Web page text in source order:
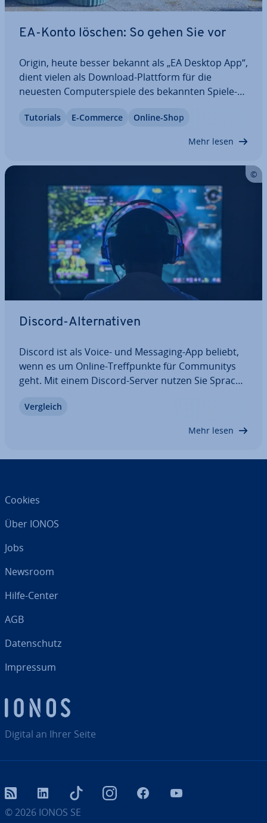
EA-Konto löschen: So gehen Sie vor
Origin, heute besser bekannt als „EA Desktop App“,
dient vielen als Download-Plattform für die
neuesten Com­pu­ter­spie­le des bekannten Spie­le­
der Spiele benötigen Nutzer einen EA-Account.
Tutorials E-Commerce Online-Shop
Mehr lesen
Discord-Al­ter­na­ti­ven
Discord ist als Voice- und Messaging-App beliebt,
wenn es um Online-Treff­punk­te für Com­mu­ni­tys
geht. Mit einem Discord-Server nutzen Sie Sprach-
und Gleich­ge­sinn­ten aus. Wer eher nach Text- und
Vergleich
Mehr lesen
Digital an Ihrer Seite
Cookies
Über IONOS
Jobs
Newsroom
Hilfe-Center
AGB
Da­ten­schutz
Impressum
© 2026 IONOS SE
RSS LinkedIn tiktok InstagramFacebook